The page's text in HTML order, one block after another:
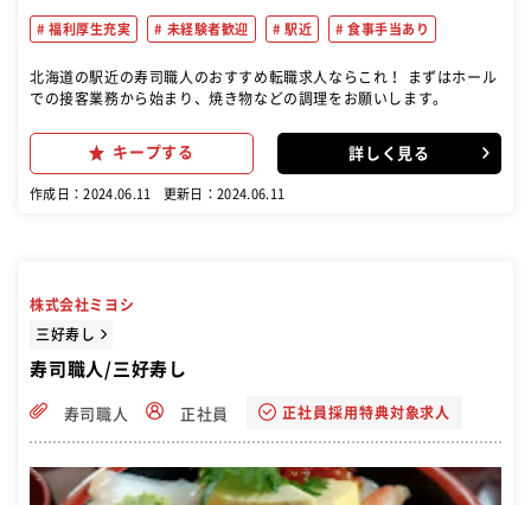
福利厚生充実 未経験者歓迎 駅近 食事手当あり
北海道の駅近の寿司職人のおすすめ転職求人ならこれ！ まずはホール
での接客業務から始まり、焼き物などの調理をお願いします。
キープする 詳しく見る
作成日：2024.06.11 更新日：2024.06.11
株式会社ミヨシ
三好寿し
寿司職人/三好寿し
寿司職人 正社員 正社員採用特典対象求人